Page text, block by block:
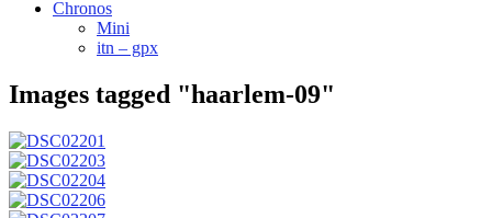
Chronos
Mini
itn – gpx
Images tagged "haarlem-09"